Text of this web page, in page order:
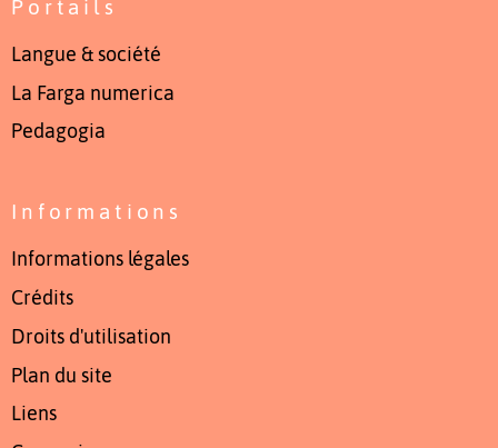
Portails
Langue & société
La Farga numerica
Pedagogia
Informations
Informations légales
Crédits
Droits d'utilisation
Plan du site
Liens